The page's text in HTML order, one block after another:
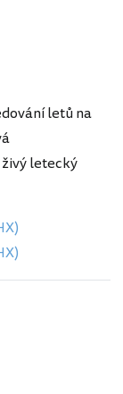
letů na
letecký